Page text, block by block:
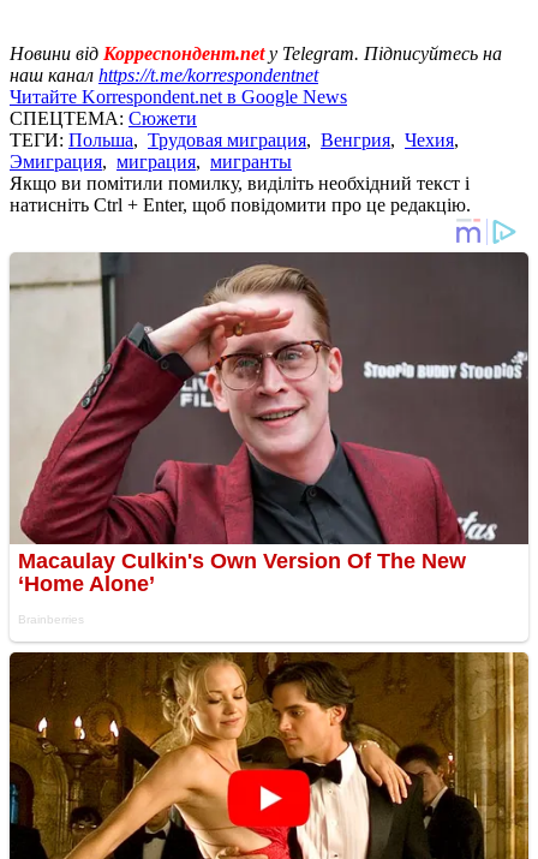
Новини від Корреспондент.netу Telegram. Підписуйтесь на
наш канал https://t.me/korrespondentnet
Читайте Korrespondent.net в Google News
СПЕЦТЕМА: Сюжети
ТЕГИ: Польша, Трудовая миграция, Венгрия, Чехия,
Эмиграция, миграция, мигранты
Якщо ви помітили помилку, виділіть необхідний текст і
натисніть Ctrl + Enter, щоб повідомити про це редакцію.